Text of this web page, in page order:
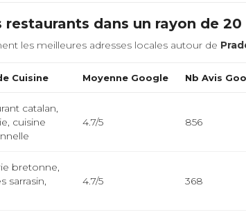
restaurants dans un rayon de
les meilleures adresses locales autour de
Cuisine Moyenne Google Nb Avis
catalan,
cuisine
4.7/5 856
bretonne,
sarrasin,
4.7/5 368